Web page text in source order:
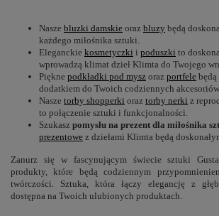
Nasze bluzki damskie oraz bluzy będą
każdego miłośnika sztuki.
Eleganckie kosmetyczki i poduszki to
wprowadzą klimat dzieł Klimta do Twojego
Piękne podkładki pod mysz oraz portfele będą
dodatkiem do Twoich codziennych akcesoriów.
Nasze torby shopperki oraz torby nerki z
to połączenie sztuki i funkcjonalności.
Szukasz pomysłu na prezent dla miłośnika
prezentowe z dziełami Klimta będą
Zanurz się w fascynującym świecie sztuki
produkty, które będą codziennym
twórczości. Sztuka, która łączy elegancję z
dostępna na Twoich ulubionych produktach.